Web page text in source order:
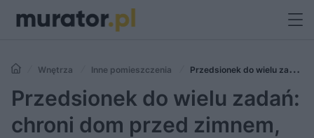
Wnętrza Inne pomieszczenia
Przedsionek do wielu zadań:
chroni dom przed zimnem, zapobiega przeciągom, sprzyja
porządkowi
Przedsionek do wielu zadań:
chroni dom przed zimnem,